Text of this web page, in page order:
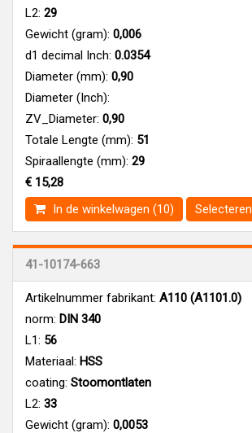
L2: 29
Gewicht (gram): 0,006
d1 decimal Inch: 0.0354
Diameter (mm): 0,90
Diameter (Inch):
ZV_Diameter: 0,90
Totale Lengte (mm): 51
Spiraallengte (mm): 29
€ 15,28
In de winkelwagen (10)
Selecteren
41-10174-663
Artikelnummer fabrikant: A110 (A1101.0)
norm: DIN 340
L1: 56
Materiaal: HSS
coating: Stoomontlaten
L2: 33
Gewicht (gram): 0,0053